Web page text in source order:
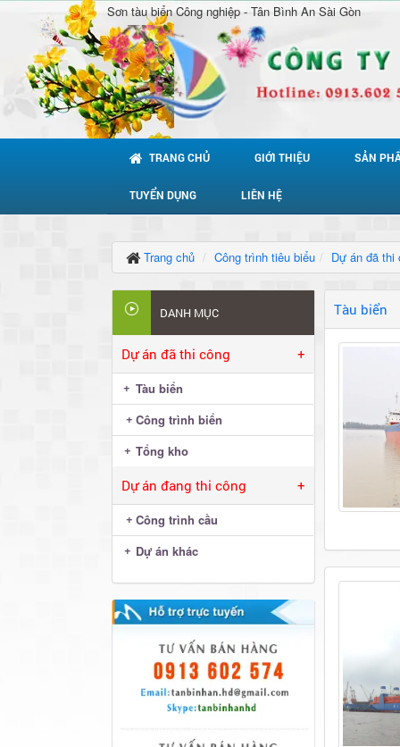
Sơn tàu biển Công nghiệp - Tân Bình An Sài Gòn
TRANG CHỦ GIỚI THIỆU SẢN
TUYỂN DỤNG LIÊN HỆ
Trang chủ Công trình tiêu biểu Dự án đã thi
Tàu biển
DANH MỤC
Dự án đã thi công +
Tàu biển
Công trình biển
Tổng kho
Dự án đang thi công +
Công trình cầu
Dự án khác